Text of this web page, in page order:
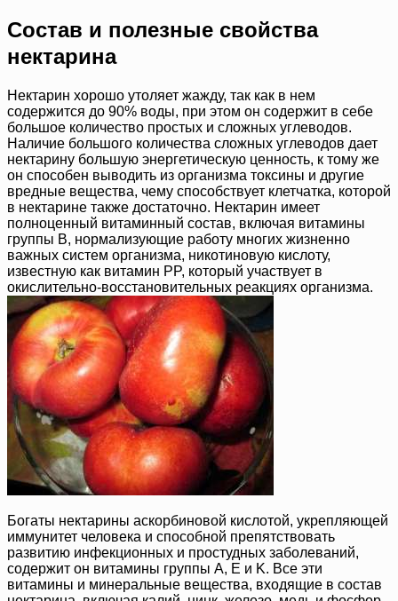
Состав и полезные свойства
нектарина
Нектарин хорошо утоляет жажду, так как в нем
содержится до 90% воды, при этом он содержит в себе
большое количество простых и сложных углеводов.
Наличие большого количества сложных углеводов дает
нектарину большую энергетическую ценность, к тому же
он способен выводить из организма токсины и другие
вредные вещества, чему способствует клетчатка, которой
в нектарине также достаточно. Нектарин имеет
полноценный витаминный состав, включая витамины
группы B, нормализующие работу многих жизненно
важных систем организма, никотиновую кислоту,
известную как витамин PP, который участвует в
окислительно-восстановительных реакциях организма.
Богаты нектарины аскорбиновой кислотой, укрепляющей
иммунитет человека и способной препятствовать
развитию инфекционных и простудных заболеваний,
содержит он витамины группы A, E и K. Все эти
витамины и минеральные вещества, входящие в состав